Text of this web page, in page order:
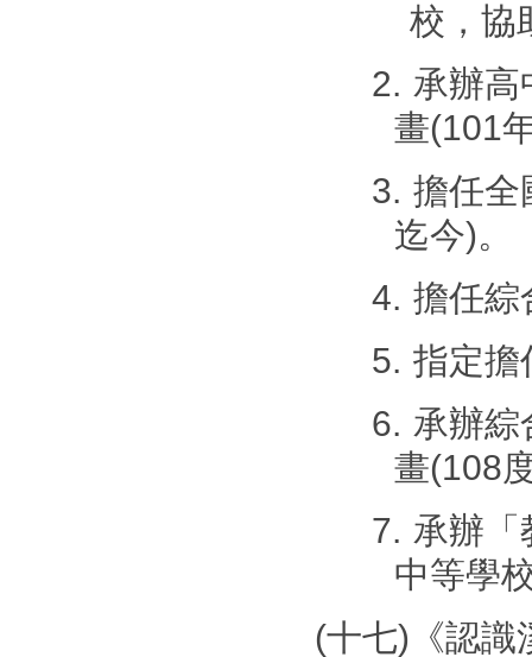
校，協
2. 承辦高
畫(101
3. 擔任全
迄今)。
4. 擔任綜
5. 指定擔
6. 承辦綜
畫(108
7. 承辦「
中等學
(十七)《認識